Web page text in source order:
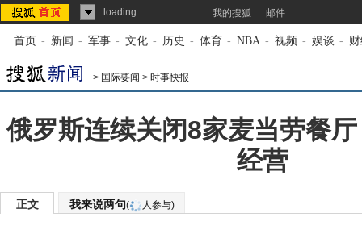
loading... 我的搜狐 邮件
首页 - 新闻 - 军事 - 文化 - 历史 - 体育 - NBA - 视频 - 娱谈 -
> 国际要闻 > 时事快报
俄罗斯连续关闭8家麦当劳餐
经营
正文 我来说两句( 人参与)